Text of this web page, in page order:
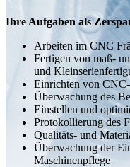
Ihre Aufgaben als
Arbeiten im CNC
Fertigen von maß-
und
Einrichten von
Überwachung des
Einstellen und
Protokollierung des
Qualitäts- und
Überwachung der
Maschinenpflege